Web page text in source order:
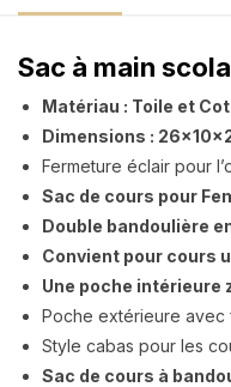
Sac à main
Matériau : Toile et
Dimensions :
Fermeture éclair pour
Sac de cours pour
Double bandoulière
Convient pour cours
Une poche intérieure
Poche extérieure avec
Style cabas pour les
Sac de cours à